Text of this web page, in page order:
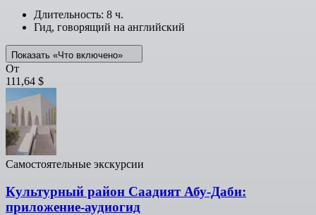
Длительность: 8 ч.
Гид, говорящий на английский
Показать «Что включено»
От
111,64 $
Самостоятельные экскурсии
Культурный район Саадият Абу-Даби:
приложение-аудиогид